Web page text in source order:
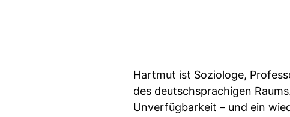
Hartmut ist Soziologe,
des deutschsprachigen
Unverfügbarkeit – und ein